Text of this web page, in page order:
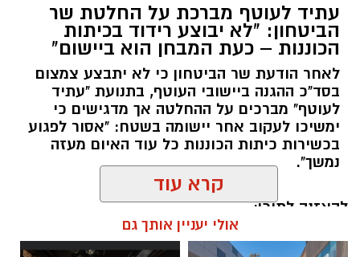
עתיד לעוטף מברכת על החלטת שר
הביטחון: "לא יבוצע רידוד בכיתות
הכוננות – כעת המבחן הוא ביישום"
לאחר הודעת שר הביטחון כי לא יתבצע צמצום
בסד"כ ההגנה ביישובי העוטף, בתנועת "עתיד
לעוטף" מברכים על ההחלטה אך מדגישים כי
ימשיכו לעקוב אחר יישומה בשטח: "אסור לפגוע
בכשירות כיתות הכוננות כל עוד האיום מעזה
נמשך".
להאזנה לתוכן:
קרא עוד
אולי יעניין אותך גם